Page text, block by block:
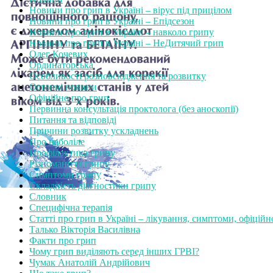
Новини про грип в Україні – вірус під прицілом
Новини про грип в Україні – Епідсезон
Новини про грип в Україні – навколо грипу
Новини про грип в Україні – НеДитячий грип
Олег Кочевих
Ординаторська
Особливості розповсюдження та розвитку
Останні новини
Офіційно про грип
Первинна консультація проктолога (без аноскопії)
Питання та відповіді
Причини розвитку ускладнень
Про наболіле
Профілактика грипу
Різноманіття грипу
Симптоми грипу
Складність діагностики грипу
Словник
Специфічна терапія
Статті про грип в Україні – лікування, симптоми,
Талько Вікторія Василівна
Факти про грип
Чому грип виділяють серед інших ГРВІ?
Чумак Анатолій Андрійович